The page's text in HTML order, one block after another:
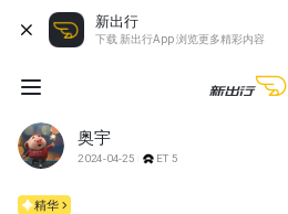
新出行
下载 新出行App 浏览更多精彩内容
奥宇
2024-04-25 ET5
精华